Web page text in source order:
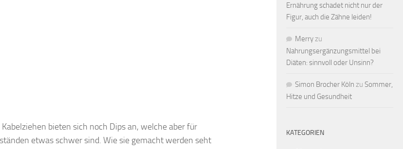
bieten sich noch Dips an, welche aber für
etwas schwer sind. Wie sie gemacht werden seht
Ernährung schadet nicht nur der
Figur, auch die Zähne leiden!
Merryzu
Nahrungsergänzungsmittel bei
Diäten: sinnvoll oder Unsinn?
Simon Brocher Köln zu Sommer,
Hitze und Gesundheit
KATEGORIEN